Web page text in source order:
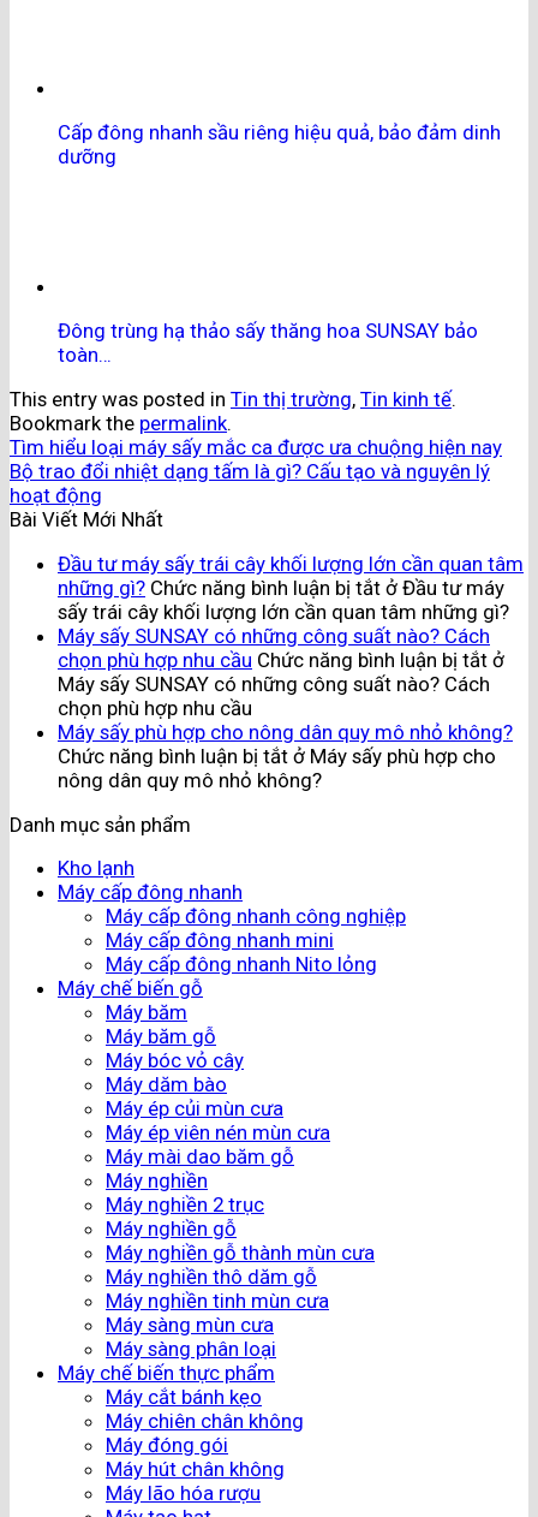
Cấp đông nhanh sầu riêng hiệu quả, bảo đảm dinh
dưỡng
Đông trùng hạ thảo sấy thăng hoa SUNSAY bảo
toàn…
This entry was posted in Tin thị trường, Tin kinh tế.
Bookmark the permalink.
Tìm hiểu loại máy sấy mắc ca được ưa chuộng hiện nay
Bộ trao đổi nhiệt dạng tấm là gì? Cấu tạo và nguyên lý
hoạt động
Bài Viết Mới Nhất
Đầu tư máy sấy trái cây khối lượng lớn cần quan tâm
những gì? Chức năng bình luận bị tắt ở Đầu tư máy
sấy trái cây khối lượng lớn cần quan tâm những gì?
Máy sấy SUNSAY có những công suất nào? Cách
chọn phù hợp nhu cầu Chức năng bình luận bị tắt ở
Máy sấy SUNSAY có những công suất nào? Cách
chọn phù hợp nhu cầu
Máy sấy phù hợp cho nông dân quy mô nhỏ không?
Chức năng bình luận bị tắt ở Máy sấy phù hợp cho
nông dân quy mô nhỏ không?
Danh mục sản phẩm
Kho lạnh
Máy cấp đông nhanh
Máy cấp đông nhanh công nghiệp
Máy cấp đông nhanh mini
Máy cấp đông nhanh Nito lỏng
Máy chế biến gỗ
Máy băm
Máy băm gỗ
Máy bóc vỏ cây
Máy dăm bào
Máy ép củi mùn cưa
Máy ép viên nén mùn cưa
Máy mài dao băm gỗ
Máy nghiền
Máy nghiền 2 trục
Máy nghiền gỗ
Máy nghiền gỗ thành mùn cưa
Máy nghiền thô dăm gỗ
Máy nghiền tinh mùn cưa
Máy sàng mùn cưa
Máy sàng phân loại
Máy chế biến thực phẩm
Máy cắt bánh kẹo
Máy chiên chân không
Máy đóng gói
Máy hút chân không
Máy lão hóa rượu